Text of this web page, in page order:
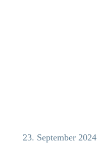
23. September 2024